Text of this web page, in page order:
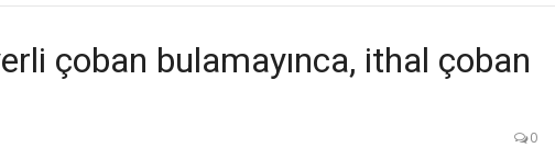
çoban bulamayınca, ithal çoban
0